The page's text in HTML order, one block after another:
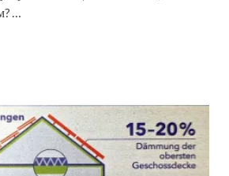
…